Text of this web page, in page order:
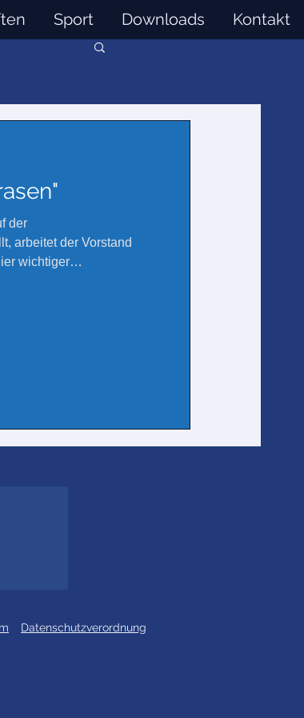
Sport Downloads Kontakt
arbeitet der Vorstand
wichtiger
Datenschutzverordnung